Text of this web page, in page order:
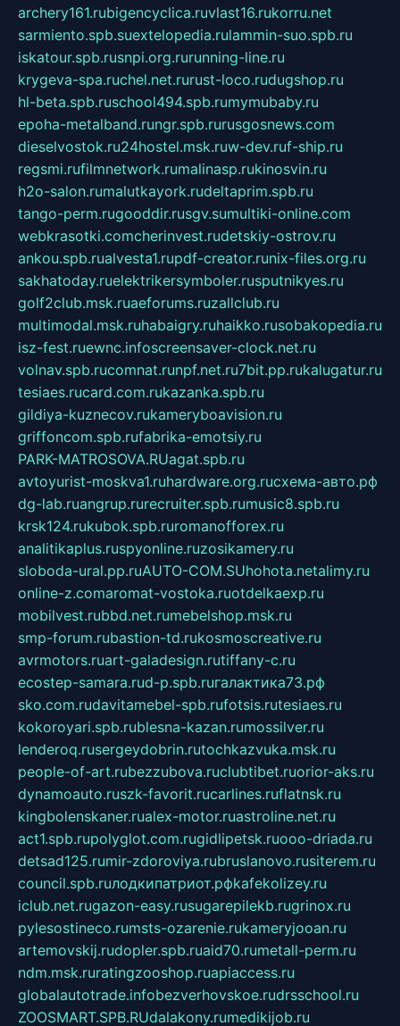
archery161.rubigencyclica.ruvlast16.rukorru.net
sarmiento.spb.suextelopedia.rulammin-suo.spb.ru
iskatour.spb.rusnpi.org.rurunning-line.ru
krygeva-spa.ruchel.net.rurust-loco.rudugshop.ru
hl-beta.spb.ruschool494.spb.rumymubaby.ru
epoha-metalband.rungr.spb.rurusgosnews.com
dieselvostok.ru24hostel.msk.ruw-dev.ruf-ship.ru
regsmi.rufilmnetwork.rumalinasp.rukinosvin.ru
h2o-salon.rumalutkayork.rudeltaprim.spb.ru
tango-perm.rugooddir.rusgv.sumultiki-online.com
webkrasotki.comcherinvest.rudetskiy-ostrov.ru
ankou.spb.rualvesta1.rupdf-creator.runix-files.org.ru
sakhatoday.ruelektrikersymboler.rusputnikyes.ru
golf2club.msk.ruaeforums.ruzallclub.ru
multimodal.msk.ruhabaigry.ruhaikko.rusobakopedia.ru
isz-fest.ruewnc.infoscreensaver-clock.net.ru
volnav.spb.rucomnat.runpf.net.ru7bit.pp.rukalugatur.ru
tesiaes.rucard.com.rukazanka.spb.ru
gildiya-kuznecov.rukameryboavision.ru
griffoncom.spb.rufabrika-emotsiy.ru
PARK-MATROSOVA.RUagat.spb.ru
avtoyurist-moskva1.ruhardware.org.ruсхема-авто.рф
dg-lab.ruangrup.rurecruiter.spb.rumusic8.spb.ru
krsk124.rukubok.spb.ruromanofforex.ru
analitikaplus.ruspyonline.ruzosikamery.ru
sloboda-ural.pp.ruAUTO-COM.SUhohota.netalimy.ru
online-z.comaromat-vostoka.ruotdelkaexp.ru
mobilvest.rubbd.net.rumebelshop.msk.ru
smp-forum.rubastion-td.rukosmoscreative.ru
avrmotors.ruart-galadesign.rutiffany-c.ru
ecostep-samara.rud-p.spb.ruгалактика73.рф
sko.com.rudavitamebel-spb.rufotsis.rutesiaes.ru
kokoroyari.spb.rublesna-kazan.rumossilver.ru
lenderoq.rusergeydobrin.rutochkazvuka.msk.ru
people-of-art.rubezzubova.ruclubtibet.ruorior-aks.ru
dynamoauto.ruszk-favorit.rucarlines.ruflatnsk.ru
kingbolenskaner.rualex-motor.ruastroline.net.ru
act1.spb.rupolyglot.com.rugidlipetsk.ruooo-driada.ru
detsad125.rumir-zdoroviya.rubruslanovo.rusiterem.ru
council.spb.ruлодкипатриот.рфkafekolizey.ru
iclub.net.rugazon-easy.rusugarepilekb.rugrinox.ru
pylesostineco.rumsts-ozarenie.rukameryjooan.ru
artemovskij.rudopler.spb.ruaid70.rumetall-perm.ru
ndm.msk.ruratingzooshop.ruapiaccess.ru
globalautotrade.infobezverhovskoe.rudrsschool.ru
ZOOSMART.SPB.RUdalakony.rumedikijob.ru